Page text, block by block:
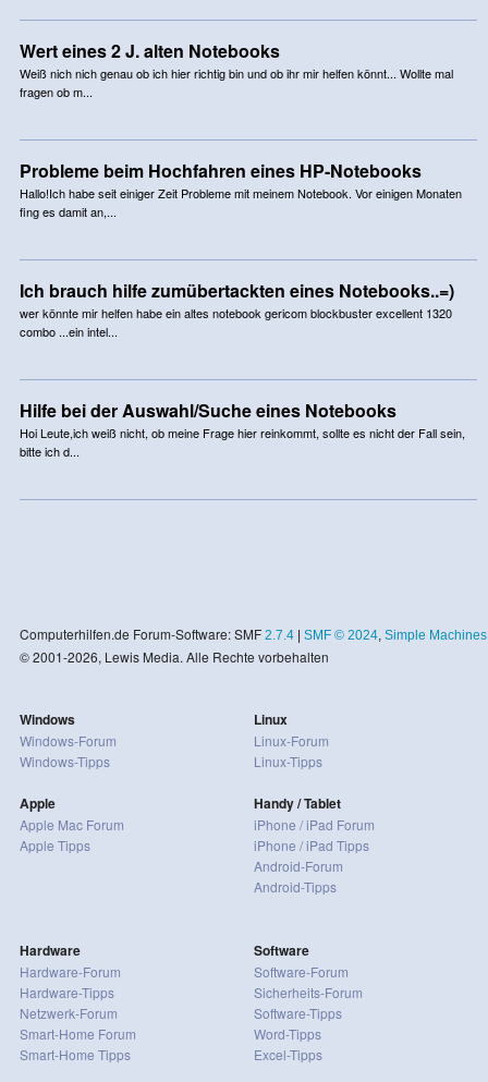
Wert eines 2 J. alten Notebooks
Weiß nich nich genau ob ich hier richtig bin und ob ihr mir helfen könnt... Wollte mal
fragen ob m...
Probleme beim Hochfahren eines HP-Notebooks
Hallo!Ich habe seit einiger Zeit Probleme mit meinem Notebook. Vor einigen Monaten
fing es damit an,...
Ich brauch hilfe zumübertackten eines Notebooks..=)
wer könnte mir helfen habe ein altes notebook gericom blockbuster excellent 1320
combo ...ein intel...
Hilfe bei der Auswahl/Suche eines Notebooks
Hoi Leute,ich weiß nicht, ob meine Frage hier reinkommt, sollte es nicht der Fall sein,
bitte ich d...
Computerhilfen.de Forum-Software: SMF 2.7.4| SMF © 2024, Simple Machines
© 2001-2026, Lewis Media. Alle Rechte vorbehalten
Windows
Windows-Forum
Windows-Tipps
Apple
Apple Mac Forum
Apple Tipps
Linux
Linux-Forum
Linux-Tipps
Handy / Tablet
iPhone / iPad Forum
iPhone / iPad Tipps
Android-Forum
Android-Tipps
Hardware
Hardware-Forum
Hardware-Tipps
Netzwerk-Forum
Smart-Home Forum
Smart-Home Tipps
Software
Software-Forum
Sicherheits-Forum
Software-Tipps
Word-Tipps
Excel-Tipps